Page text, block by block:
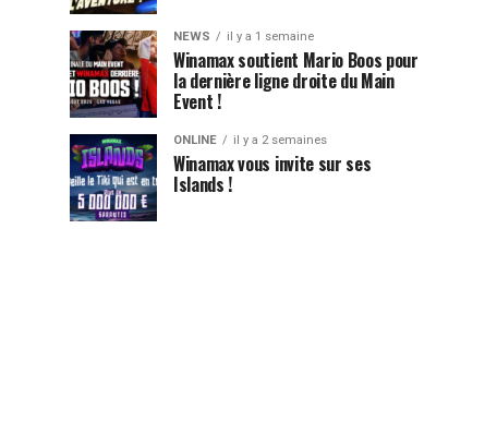
NEWS il y a 1 semaine
Winamax soutient Mario Boos pour
la dernière ligne droite du Main
Event !
ONLINE il y a 2 semaines
Winamax vous invite sur ses
Islands !